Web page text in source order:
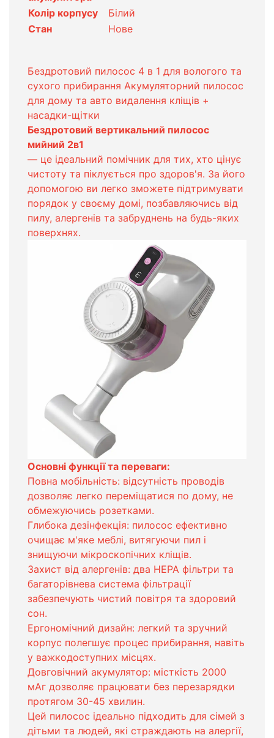
Колір корпусу
Білий
Стан
Нове
Бездротовий пилосос 4 в 1 для вологого та
сухого прибирання Акумуляторний пилосос
для дому та авто видалення кліщів +
насадки-щітки
Бездротовий вертикальний пилосос
мийний 2в1
— це ідеальний помічник для тих, хто цінує
чистоту та піклується про здоров'я. За його
допомогою ви легко зможете підтримувати
порядок у своєму домі, позбавляючись від
пилу, алергенів та забруднень на будь-яких
поверхнях.
Основні функції та переваги:
Повна мобільність: відсутність проводів
дозволяє легко переміщатися по дому, не
обмежуючись розетками.
Глибока дезінфекція: пилосос ефективно
очищає м'яке меблі, витягуючи пил і
знищуючи мікроскопічних кліщів.
Захист від алергенів: два HEPA фільтри та
багаторівнева система фільтрації
забезпечують чистий повітря та здоровий
сон.
Ергономічний дизайн: легкий та зручний
корпус полегшує процес прибирання, навіть
у важкодоступних місцях.
Довговічний акумулятор: місткість 2000
мАг дозволяє працювати без перезарядки
протягом 30-45 хвилин.
Цей пилосос ідеально підходить для сімей з
дітьми та людей, які страждають на алергії,